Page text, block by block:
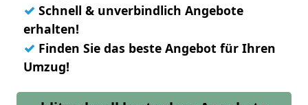
✓ Schnell & unverbindlich Angebote
erhalten!
✓ Finden Sie das beste Angebot für Ihren
Umzug!